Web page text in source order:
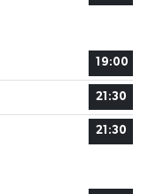
19:00
21:30
21:30